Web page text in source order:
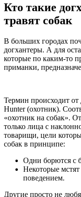
Кто такие
травят собак
В больших городах
догхантеры. А для
которые по каким-то
приманки,
Термин происходит от
Hunter (охотник).
«охотник на собак».
только лица с
товарищи, цели
собак в принципе:
Одни борются с
Некоторые
поведением.
Другие просто не